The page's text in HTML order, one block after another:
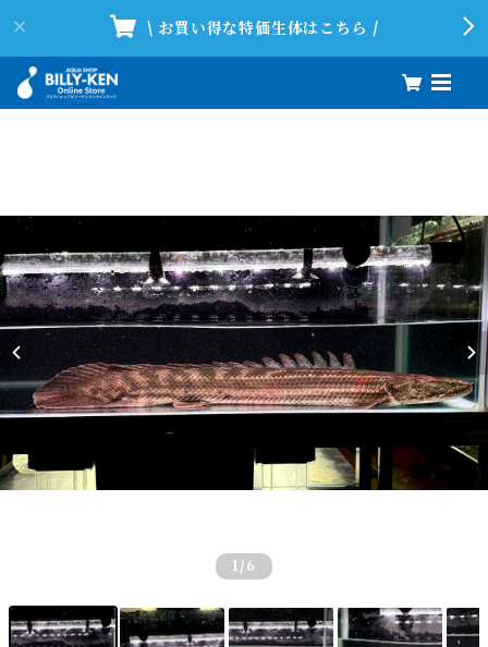
\ お買い得な特価生体はこちら /
1 /6